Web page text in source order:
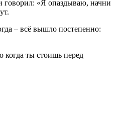
говорил: «Я опаздываю, начни
– всё вышло постепенно:
когда ты стоишь перед